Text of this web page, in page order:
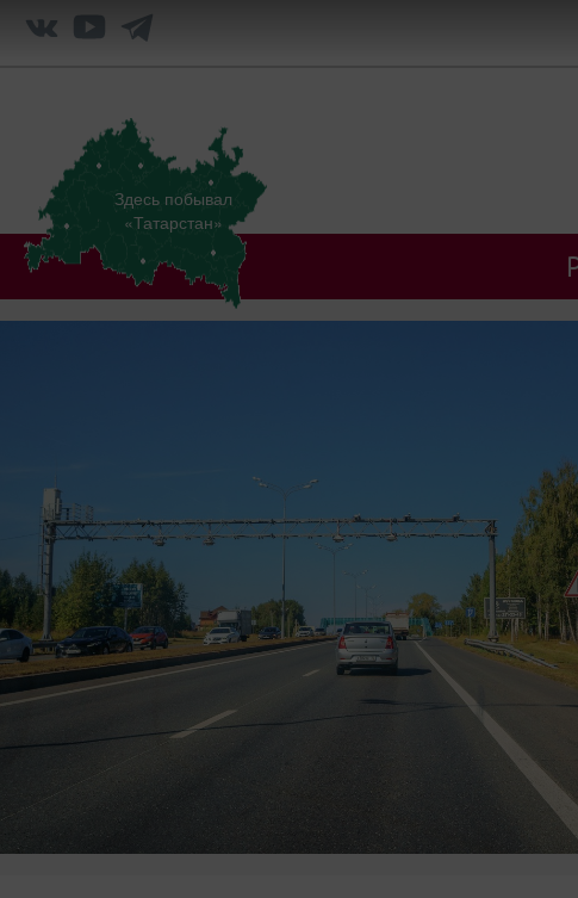
Здесь побывал
«Татарстан»